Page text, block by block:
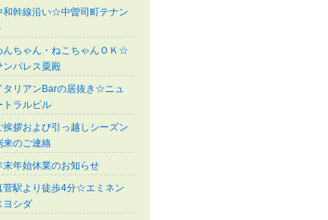
和幹線沿い☆中曽司町テナン
んちゃん・ねこちゃんＯＫ☆
ンパレス粟殿
タリアンBarの居抜き☆ニュ
トラルビル
挨拶および引っ越しシーズン
来のご連絡
末年始休業のお知らせ
菅駅より徒歩4分☆エミネン
ヨシダ